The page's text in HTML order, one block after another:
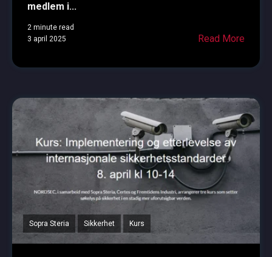
medlem i...
2 minute read
3 april 2025
Read More
Sopra Steria Sikkerhet Kurs